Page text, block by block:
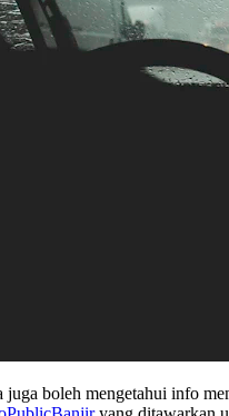
juga boleh mengetahui info